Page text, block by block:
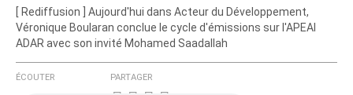
[ Rediffusion ] Aujourd'hui dans Acteur du Développement,
Véronique Boularan conclue le cycle d'émissions sur l'APEAI
ADAR avec son invité Mohamed Saadallah
ÉCOUTER PARTAGER